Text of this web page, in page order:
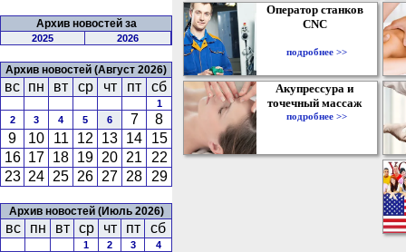
Архив новостей за
2025 2026
Архив новостей (Август 2026)
вс пн вт ср чт пт сб
1
2
3 4 5 6 7
8
9
10 11 12 13 14
15
16 17 18 19 20 21
22
23 24 25 26 27 28 29
Архив новостей (Июль 2026)
вс пн вт ср чт пт сб
1 2 3
4
Оператор станков
CNC
подробнее >>
Акупрессура и
точечный массаж
подробнее >>